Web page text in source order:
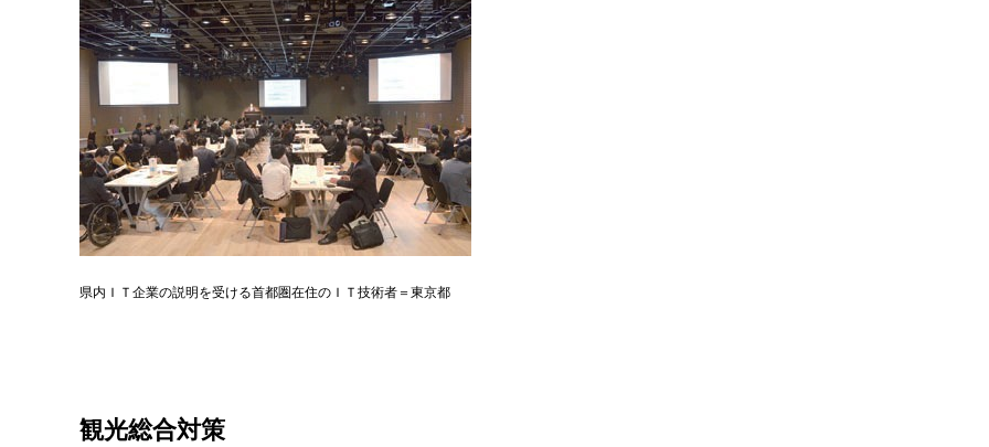
県内ＩＴ企業の説明を受ける首都圏在住のＩＴ技術者＝東京都
観光総合対策